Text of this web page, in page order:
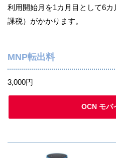
利用開始月を1カ月目として6
課税）がかかります。
MNP転出料
3,000円
OCN モバ